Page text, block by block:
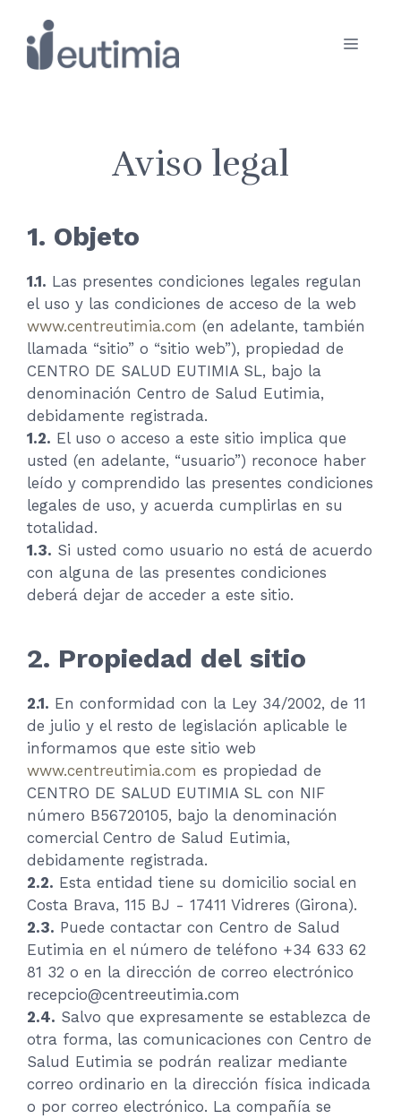
contenido
Menú
Aviso legal
1. Objeto
1.1. Las presentes condiciones legales regulan
el uso y las condiciones de acceso de la web
www.centreutimia.com (en adelante, también
llamada “sitio” o “sitio web”), propiedad de
CENTRO DE SALUD EUTIMIA SL, bajo la
denominación Centro de Salud Eutimia,
debidamente registrada.
1.2. El uso o acceso a este sitio implica que
usted (en adelante, “usuario”) reconoce haber
leído y comprendido las presentes condiciones
legales de uso, y acuerda cumplirlas en su
totalidad.
1.3. Si usted como usuario no está de acuerdo
con alguna de las presentes condiciones
deberá dejar de acceder a este sitio.
2. Propiedad del sitio
2.1. En conformidad con la Ley 34/2002, de 11
de julio y el resto de legislación aplicable le
informamos que este sitio web
www.centreutimia.com es propiedad de
CENTRO DE SALUD EUTIMIA SL con NIF
número B56720105, bajo la denominación
comercial Centro de Salud Eutimia,
debidamente registrada.
2.2. Esta entidad tiene su domicilio social en
Costa Brava, 115 BJ - 17411 Vidreres (Girona).
2.3. Puede contactar con Centro de Salud
Eutimia en el número de teléfono +34 633 62
81 32 o en la dirección de correo electrónico
recepcio@centreeutimia.com
2.4. Salvo que expresamente se establezca de
otra forma, las comunicaciones con Centro de
Salud Eutimia se podrán realizar mediante
correo ordinario en la dirección física indicada
o por correo electrónico. La compañía se